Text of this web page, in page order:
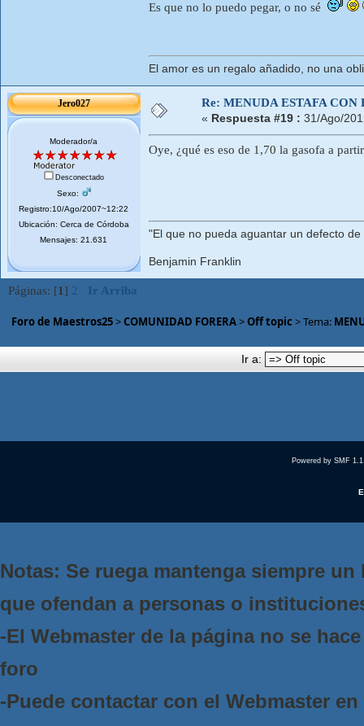
Es que no lo puedo pegar, o no sé
El amor es un regalo añadido, no una
Jero027
Moderador/a
Desconectado
Sexo:
Registro:10/Ago/2007~12:22
Ubicación: Cerca de Córdoba
Mensajes: 21.631
Re: MENUDA ESTAFA CON
« Respuesta #19 : 31/Ago/
Oye, ¿qué es eso de 1,70 la gasofa a
"El que no pueda aguantar un defecto
Benjamin Franklin
Páginas: [1] 2 Ir Arriba
Foro de Maestros25>COMUNIDAD FORERA>Off topic > Tema:
Ir a:
Powered by SMF
Notas: Se ruega mantenga siempre
que ofendan a personas o
-El Webmaster de la página no se
foro
-Puede contactar con el Webmaster